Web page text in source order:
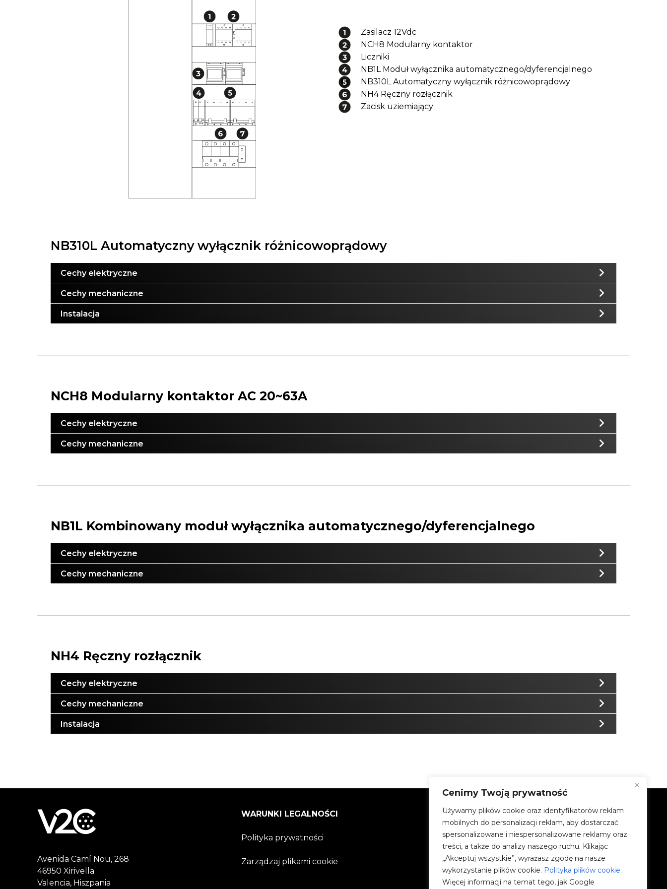
Cenimy Twoją prywatność
Używamy plików cookie oraz identyfikatorów reklam
mobilnych do personalizacji reklam, aby dostarczać
spersonalizowane i niespersonalizowane reklamy oraz
treści, a także do analizy naszego ruchu. Klikając
„Akceptuj wszystkie”, wyrażasz zgodę na nasze
wykorzystanie plików cookie. Polityka plików cookie.
Więcej informacji na temat tego, jak Google
Zasilacz 12Vdc
NCH8 Modularny kontaktor
Liczniki
NB1L Moduł wyłącznika automatycznego/dyferencjalnego
NB310L Automatyczny wyłącznik różnicowoprądowy
NH4 Ręczny rozłącznik
Zacisk uziemiający
NB310L Automatyczny wyłącznik różnicowoprądowy
Cechy elektryczne
Cechy mechaniczne
Instalacja
NCH8 Modularny kontaktor AC 20~63A
Cechy elektryczne
Cechy mechaniczne
NB1L Kombinowany moduł wyłącznika automatycznego/dyferencjalnego
Cechy elektryczne
Cechy mechaniczne
NH4 Ręczny rozłącznik
Cechy elektryczne
Cechy mechaniczne
Instalacja
Avenida Camí Nou, 268
46950 Xirivella
Valencia, Hiszpania
WARUNKI LEGALNOŚCI
Polityka prywatności
Zarządzaj plikami cookie
FIRMA
Społeczności V2C
e-Chargers
V2C Cloud